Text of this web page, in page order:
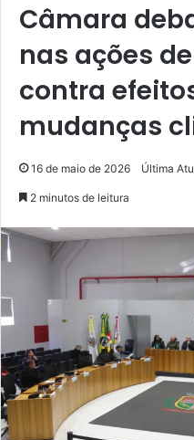
Câmara
nas ações
contra
mudanças
16 de maio de 2026 Última
2 minutos de leitura